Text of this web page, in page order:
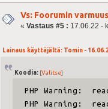
Vs: Foorumin
«Vastaus #5 : 17.06.22 -
Lainaus käyttäjältä: Tomin -
Koodia: [Valitse]
PHP Warning:
PHP Warning: